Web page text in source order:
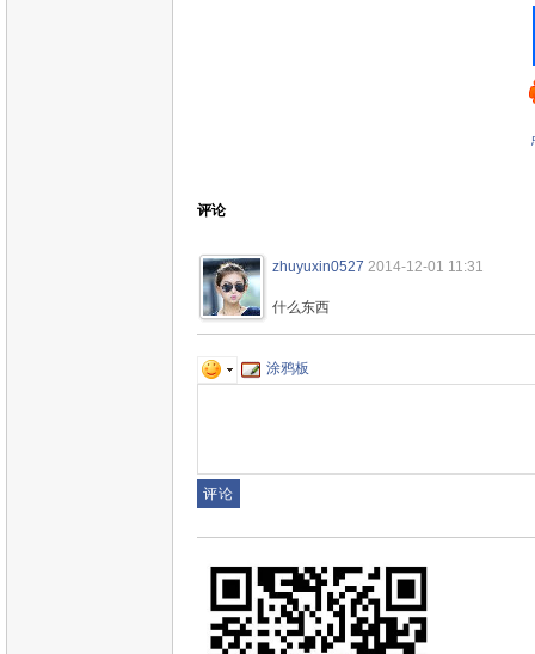
评论
zhuyuxin0527 2014-12-01 11:31
什么东西
涂鸦板